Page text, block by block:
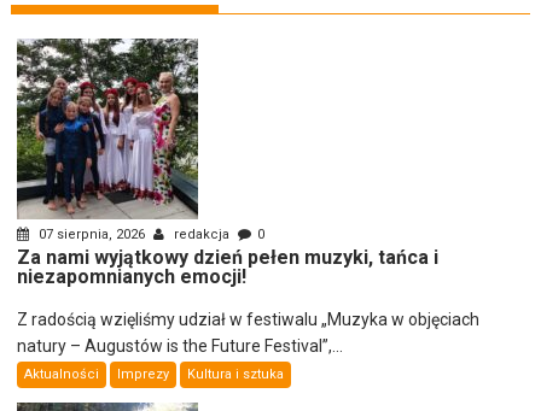
07 sierpnia, 2026 redakcja 0
Za nami wyjątkowy dzień pełen muzyki, tańca i
niezapomnianych emocji!
Z radością wzięliśmy udział w festiwalu „Muzyka w objęciach
natury – Augustów is the Future Festival”,...
Aktualności Imprezy Kultura i sztuka